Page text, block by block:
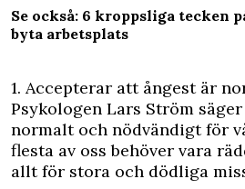
Se också: 6 kroppsliga tecken
byta arbetsplats
1. Accepterar att ångest är
Psykologen Lars Ström
normalt och nödvändigt för
flesta av oss behöver vara
allt för stora och dödliga